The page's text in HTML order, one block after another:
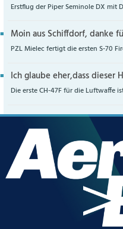
Erstflug der Piper Seminole DX mit
Moin aus Schiffdorf, danke
PZL Mielec fertigt die ersten S-70
Ich glaube eher,dass dieser
Die erste CH-47F für die Luftwaffe